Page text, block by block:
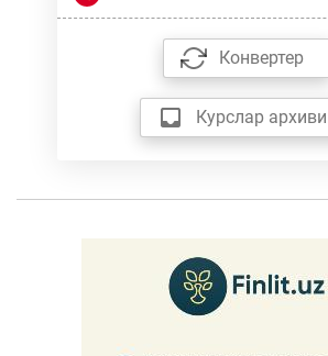
Конвертер
Курслар архиви